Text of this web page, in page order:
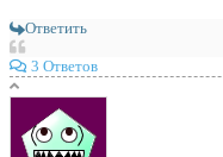
Ответить
3 Ответов